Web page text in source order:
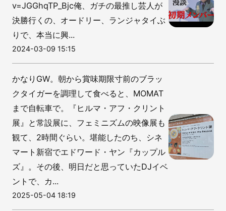
v=JGGhqTP_Bjc俺、ガチの最推し芸人が
決勝行くの、オードリー、ランジャタイぶ
りで、本当に興...
2024-03-09 15:15
かなりGW。朝から賞味期限寸前のブラッ
クタイガーを調理して食べると、MOMAT
まで自転車で。『ヒルマ・アフ・クリント
展』と常設展に、フェミニズムの映像展も
観て、2時間ぐらい。堪能したのち、シネ
マート新宿でエドワード・ヤン『カップル
ズ』。その後、明日だと思っていたDJイベ
ントで、カ...
2025-05-04 18:19